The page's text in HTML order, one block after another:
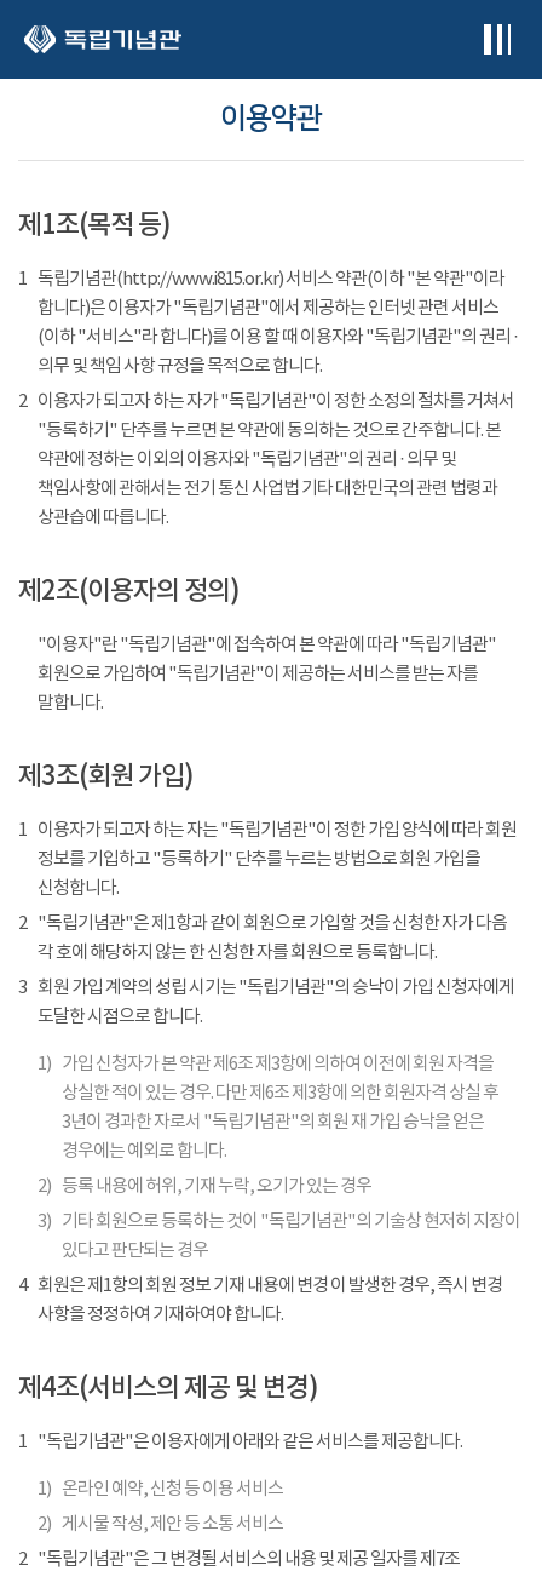
이용약관
제1조(목적 등)
1 독립기념관(http://www.i815.or.kr) 서비스 약관(이하 "본 약관"이라
합니다)은 이용자가 "독립기념관"에서 제공하는 인터넷 관련 서비스
(이하 "서비스"라 합니다)를 이용 할 때 이용자와 "독립기념관"의 권리 ·
의무 및 책임 사항 규정을 목적으로 합니다.
2 이용자가 되고자 하는 자가 "독립기념관"이 정한 소정의 절차를 거쳐서
"등록하기" 단추를 누르면 본 약관에 동의하는 것으로 간주합니다. 본
약관에 정하는 이외의 이용자와 "독립기념관"의 권리 · 의무 및
책임사항에 관해서는 전기 통신 사업법 기타 대한민국의 관련 법령과
상관습에 따릅니다.
제2조(이용자의 정의)
"이용자"란 "독립기념관"에 접속하여 본 약관에 따라 "독립기념관"
회원으로 가입하여 "독립기념관"이 제공하는 서비스를 받는 자를
말합니다.
제3조(회원 가입)
1 이용자가 되고자 하는 자는 "독립기념관"이 정한 가입 양식에 따라 회원
정보를 기입하고 "등록하기" 단추를 누르는 방법으로 회원 가입을
신청합니다.
2 "독립기념관"은 제1항과 같이 회원으로 가입할 것을 신청한 자가 다음
각 호에 해당하지 않는 한 신청한 자를 회원으로 등록합니다.
3 회원 가입 계약의 성립 시기는 "독립기념관"의 승낙이 가입 신청자에게
도달한 시점으로 합니다.
1) 가입 신청자가 본 약관 제6조 제3항에 의하여 이전에 회원 자격을
상실한 적이 있는 경우. 다만 제6조 제3항에 의한 회원자격 상실 후
3년이 경과한 자로서 "독립기념관"의 회원 재 가입 승낙을 얻은
경우에는 예외로 합니다.
2) 등록 내용에 허위, 기재 누락, 오기가 있는 경우
3) 기타 회원으로 등록하는 것이 "독립기념관"의 기술상 현저히 지장이
있다고 판단되는 경우
4
회원은 제1항의 회원 정보 기재 내용에 변경 이 발생한 경우, 즉시 변경
사항을 정정하여 기재하여야 합니다.
제4조(서비스의 제공 및 변경)
1 "독립기념관"은 이용자에게 아래와 같은 서비스를 제공합니다.
1) 온라인 예약, 신청 등 이용 서비스
2) 게시물 작성, 제안 등 소통 서비스
2 "독립기념관"은 그 변경될 서비스의 내용 및 제공 일자를 제7조